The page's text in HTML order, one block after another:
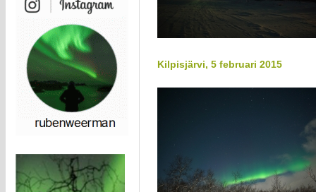
Kilpisjärvi, 5 februari 2015